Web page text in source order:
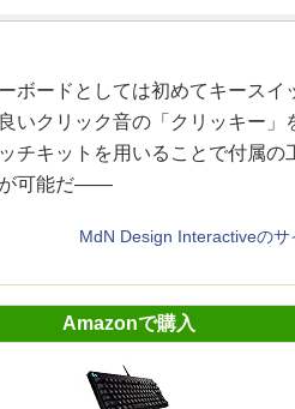
ボードとしては初めてキースイ
いクリック音の「クリッキー」
チキットを用いることで付属の
が可能だ――
MdN Design Interactiveの
Amazonで購入